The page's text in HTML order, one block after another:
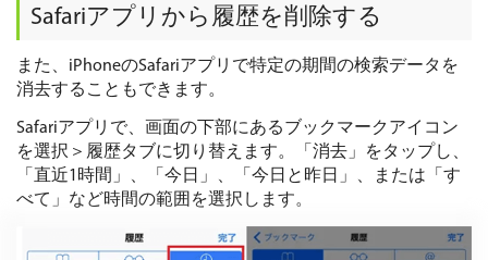
Safariアプリから履歴を削除する
また、iPhoneのSafariアプリで特定の期間の検索データを
消去することもできます。
Safariアプリで、画面の下部にあるブックマークアイコン
を選択＞履歴タブに切り替えます。「消去」をタップし、
「直近1時間」、「今日」、「今日と昨日」、または「す
べて」など時間の範囲を選択します。